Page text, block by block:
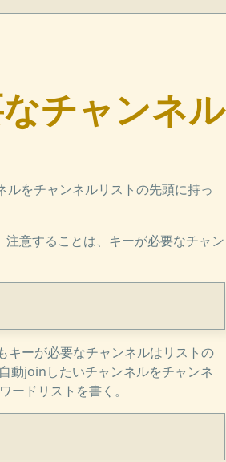
なチャンネル
をチャンネルリストの先頭に持っ
意することは、キーが必要なチャン
ーが必要なチャンネルはリストの
動joinしたいチャンネルをチャンネ
ドリストを書く。